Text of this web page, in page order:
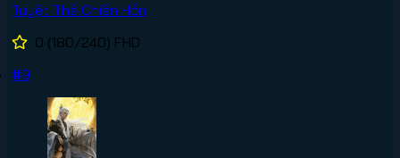
Tuyệt Thế Chiến Hồn
0 (180/240) FHD
#9